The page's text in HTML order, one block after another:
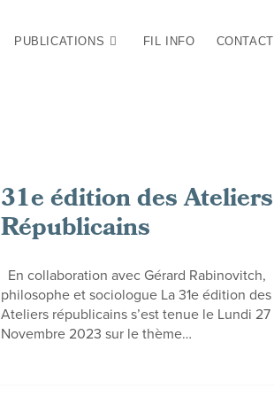
PUBLICATIONS FIL INFO CONTACT
31e édition des Ateliers
Républicains
En collaboration avec Gérard Rabinovitch,
philosophe et sociologue La 31e édition des
Ateliers républicains s’est tenue le Lundi 27
Novembre 2023 sur le thème…